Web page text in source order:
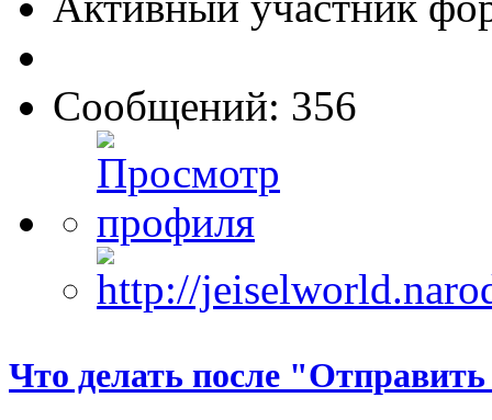
Сообщений: 356
Что делать после